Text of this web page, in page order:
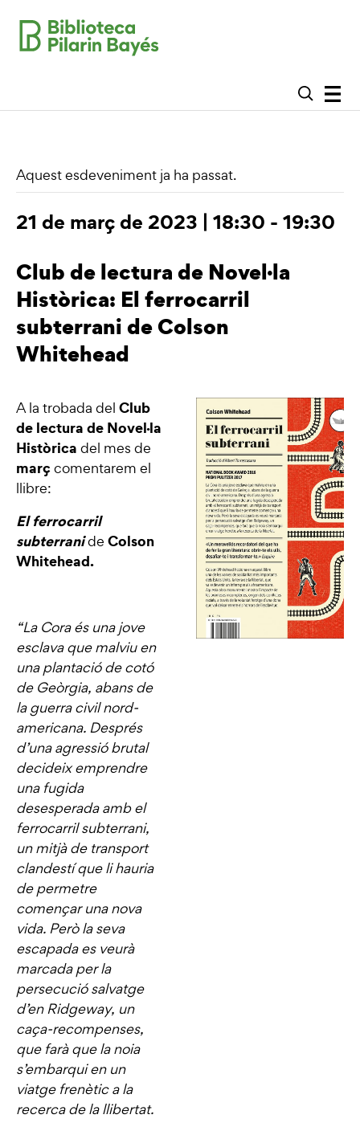
Aquest esdeveniment ja ha passat.
21 de març de 2023 | 18:30 - 19:30
Club de lectura de Novel·la
Històrica: El ferrocarril
subterrani de Colson
Whitehead
A la trobada del Club
de lectura de Novel·la
Històrica del mes de
marçcomentarem el
llibre:
El ferrocarril
subterranide Colson
Whitehead.
“La Cora és una jove
esclava que malviu en
una plantació de cotó
de Geòrgia, abans de
la guerra civil nord-
americana. Després
d’una agressió brutal
decideix emprendre
una fugida
desesperada amb el
ferrocarril subterrani,
un mitjà de transport
clandestí que li hauria
de permetre
començar una nova
vida. Però la seva
escapada es veurà
marcada per la
persecució salvatge
d’en Ridgeway, un
caça-recompenses,
que farà que la noia
s’embarqui en un
viatge frenètic a la
recerca de la llibertat.